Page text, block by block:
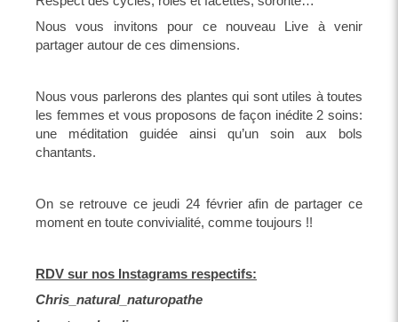
Nous vous invitons pour ce nouveau Live à venir
partager autour de ces dimensions.
Nous vous parlerons des plantes qui sont utiles à toutes
les femmes et vous proposons de façon inédite 2 soins:
une méditation guidée ainsi qu’un soin aux bols
chantants.
On se retrouve ce jeudi 24 février afin de partager ce
moment en toute convivialité, comme toujours !!
RDV sur nos Instagrams respectifs:
Chris_natural_naturopathe